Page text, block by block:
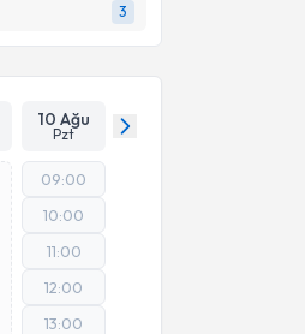
3
10 Ağu
Pzt
09:00
10:00
11:00
12:00
13:00